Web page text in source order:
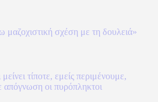
σχέση με τη δουλειά»
τίποτε, εμείς περιμένουμε,
απόγνωση οι πυρόπληκτοι